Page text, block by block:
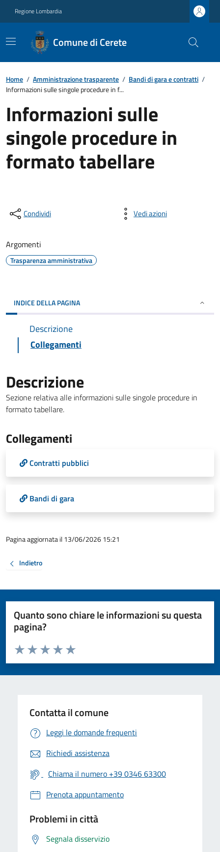
Regione Lombardia
Comune di Cerete
Home / Amministrazione trasparente / Bandi di gara e contratti /
Informazioni sulle singole procedure in f...
Informazioni sulle
singole procedure in
formato tabellare
Condividi Vedi azioni
Argomenti
Trasparenza amministrativa
INDICE DELLA PAGINA
Descrizione
Collegamenti
Descrizione
Sezione relativa alle informazioni sulle singole procedure in
formato tabellare.
Collegamenti
Contratti pubblici
Bandi di gara
Pagina aggiornata il 13/06/2026 15:21
Indietro
Quanto sono chiare le informazioni su questa
pagina?
Valuta da 1 a 5 stelle la pagina
Valuta 5 stelle su 5
Valuta 4 stelle su 5
Valuta 3 stelle su 5
Valuta 2 stelle su 5
Valuta 1 stelle su 5
Contatta il comune
Leggi le domande frequenti
Richiedi assistenza
Chiama il numero +39 0346 63300
Prenota appuntamento
Problemi in città
Segnala disservizio